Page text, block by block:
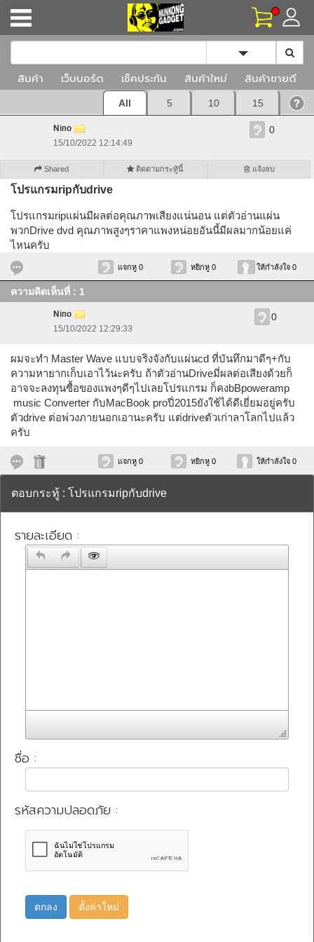
Toggle
สินค้า เว็บบอร์ด เช็คประกัน สินค้าใหม่ สินค้าขายดี
All 5 10 15
Nino
15/10/2022 12:14:49
0
Shared ติดตามกระทู้นี้ แจ้งลบ
โปรแกรมripกับdrive
โปรแกรมripแผ่นมีผลต่อคุณภาพเสียงแน่นอน แต่ตัวอ่านแผ่น
พวกDrive dvd คุณภาพสูงๆราคาแพงหน่อยอันนี้มีผลมากน้อยแค่
ไหนครับ
แจกหู 0 หยิกหู 0 ให้กำลังใจ 0
ความคิดเห็นที่ : 1
Nino
15/10/2022 12:29:33
0
ผมจะทำ Master Wave แบบจริงจังกับแผ่นcd ที่บันทึกมาดีๆ+กับ
ความหายากเก็บเอาไว้นะครับ ถ้าตัวอ่านDriveมี่ผลต่อเสียงด้วยก็
อาจจะลงทุนซื้อของแพงๆดีๆไปเลยโปรแกรม ก็คงbBpoweramp
music Converter กับMacBook proปี่2015ยังใช้ได้ดีเยี่ยมอยู่ครับ
ตัวdrive ต่อพ่วงภายนอกเอานะครับ แต่driveตัวเก่าลาโลกไปแล้ว
ครับ
แจกหู 0 หยิกหู 0 ให้กำลังใจ 0
ตอบกระทู้ : โปรแกรมripกับdrive
รายละเอียด :
ชื่อ :
รหัสความปลอดภัย :
ตกลง ตั้งค่าใหม่